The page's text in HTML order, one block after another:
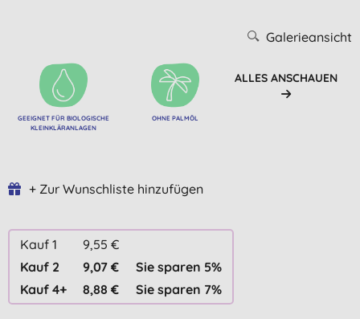
Galerieansicht
GEEIGNET FÜR BIOLOGISCHE
KLEINKLÄRANLAGEN
OHNE PALMÖL
ALLES ANSCHAUEN
+ Zur Wunschliste hinzufügen
Kauf 1
9,55 €
Kauf 2
9,07 €
Sie sparen 5%
Kauf 4+
8,88 € Sie sparen 7%